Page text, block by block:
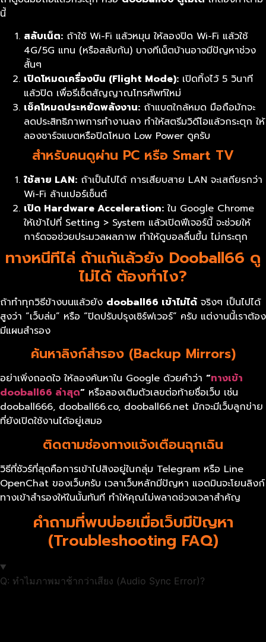
นี้
สลับเน็ต: ถ้าใช้ Wi-Fi แล้วหมุน ให้ลองปิด Wi-Fi แล้วใช้
4G/5G แทน (หรือสลับกัน) บางทีเน็ตบ้านอาจมีปัญหาช่วง
สั้นๆ
เปิดโหมดเครื่องบิน (Flight Mode): เปิดทิ้งไว้ 5 วินาที
แล้วปิด เพื่อรีเซ็ตสัญญาณโทรศัพท์ใหม่
เช็คโหมดประหยัดพลังงาน: ถ้าแบตใกล้หมด มือถือมักจะ
ลดประสิทธิภาพการทำงานลง ทำให้สตรีมวิดีโอแล้วกระตุก ให้
ลองชาร์จแบตหรือปิดโหมด Low Power ดูครับ
สำหรับคนดูผ่าน PC หรือ Smart TV
ใช้สาย LAN: ถ้าเป็นไปได้ การเสียบสาย LAN จะเสถียรกว่า
Wi-Fi ล้านเปอร์เซ็นต์
เปิด Hardware Acceleration: ใน Google Chrome
ให้เข้าไปที่ Setting > System แล้วเปิดฟีเจอร์นี้ จะช่วยให้
การ์ดจอช่วยประมวลผลภาพ ทำให้ดูบอลลื่นขึ้น ไม่กระตุก
ทางหนีทีไล่ ถ้าแก้แล้วยัง Dooball66 ดู
ไม่ได้ ต้องทำไง?
ถ้าทำทุกวิธีข้างบนแล้วยัง dooball66 เข้าไม่ได้ จริงๆ เป็นไปได้
สูงว่า “เว็บล่ม” หรือ “ปิดปรับปรุงเซิร์ฟเวอร์” ครับ แต่งานนี้เราต้อง
มีแผนสำรอง
ค้นหาลิงก์สำรอง (Backup Mirrors)
อย่าเพิ่งถอดใจ ให้ลองค้นหาใน Google ด้วยคำว่า “ทางเข้า
dooball66 ล่าสุด“ หรือลองเติมตัวเลขต่อท้ายชื่อเว็บ เช่น
dooball666, dooball66.co, dooball66.net มักจะมีเว็บลูกข่าย
ที่ยังเปิดใช้งานได้อยู่เสมอ
ติดตามช่องทางแจ้งเตือนฉุกเฉิน
วิธีที่ชัวร์ที่สุดคือการเข้าไปสิงอยู่ในกลุ่ม Telegram หรือ Line
OpenChat ของเว็บครับ เวลาเว็บหลักมีปัญหา แอดมินจะโยนลิงก์
ทางเข้าสำรองให้ในนั้นทันที ทำให้คุณไม่พลาดช่วงเวลาสำคัญ
คำถามที่พบบ่อยเมื่อเว็บมีปัญหา
(Troubleshooting FAQ)
Q: ทำไมภาพมาช้ากว่าเสียง (Audio Sync Error)?